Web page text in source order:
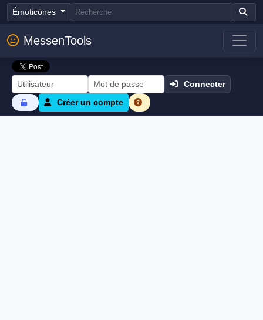
Émoticônes
MessenTools
Connecter
Créer un compte